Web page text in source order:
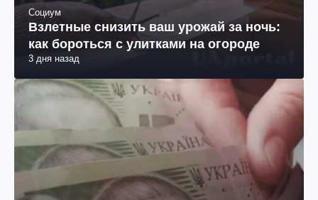
Социум
Взлетные снизить ваш урожай за ночь:
как бороться с улитками на огороде
3 дня назад